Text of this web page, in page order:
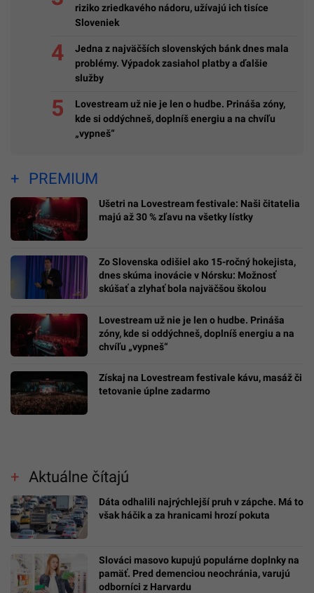
riziko zriedkavého nádoru, užívajú ich tisíce
Sloveniek
Jedna z najväčších slovenských bánk dnes mala
problémy. Výpadok zasiahol platby a ďalšie
služby
Lovestream už nie je len o hudbe. Prináša zóny,
kde si oddýchneš, doplníš energiu a na chvíľu
„vypneš“
PREMIUM
Ušetri na Lovestream festivale: Naši čitatelia
majú až 30 % zľavu na všetky lístky
Zo Slovenska odišiel ako 15-ročný hokejista,
dnes skúma inovácie v Nórsku: Možnosť
skúšať a zlyhať bola najväčšou školou
Lovestream už nie je len o hudbe. Prináša
zóny, kde si oddýchneš, doplníš energiu a na
chvíľu „vypneš“
Získaj na Lovestream festivale kávu, masáž či
tetovanie úplne zadarmo
Aktuálne čítajú
Dáta odhalili najrýchlejší pruh v zápche. Má to
však háčik a za hranicami hrozí pokuta
Slováci masovo kupujú populárne doplnky na
pamäť. Pred demenciou neochránia, varujú
odborníci z Harvardu